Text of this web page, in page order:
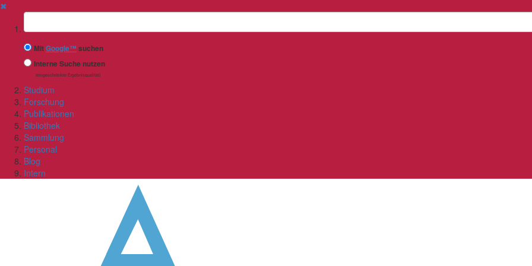
✖
Suchbegriff
MitGoogle™ suchen
Interne Suche nutzen
(eingeschränkte Ergebnisqualität)
Studium
Forschung
Publikationen
Bibliothek
Sammlung
Personal
Blog
Intern